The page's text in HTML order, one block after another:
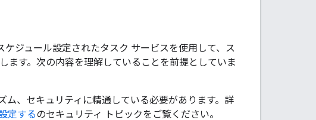
ケジュール設定されたタスク サービスを使用して、ス
ます。次の内容を理解していることを前提としていま
ム、セキュリティに精通している必要があります。詳
定するのセキュリティ トピックをご覧ください。